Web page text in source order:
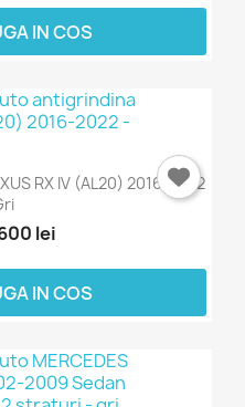
IN COS
RX IV (AL20) 2016-2022
lei
IN COS